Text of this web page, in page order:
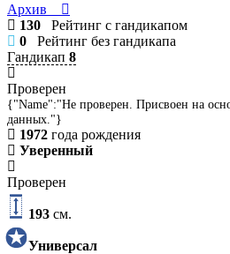
Архив
130 Рейтинг с гандикапом
0 Рейтинг без гандикапа
Гандикап 8
Проверен
{"Name":"Не проверен. Присвоен на
данных."}
1972 года рождения
Уверенный
Проверен
193 см.
Универсал